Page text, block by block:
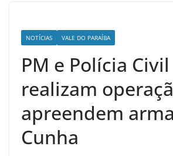
NOTÍCIAS VALE DO PARAÍBA
PM e Polícia Civil
realizam
apreendem
Cunha